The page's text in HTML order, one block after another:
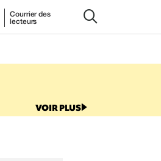
Courrier des
lecteurs
VOIR PLUS